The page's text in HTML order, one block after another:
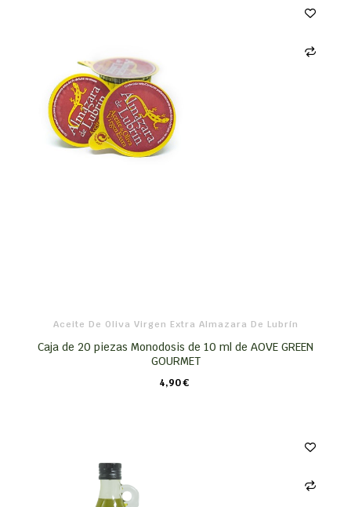
Aceite De Oliva Virgen Extra Almazara De Lubrín
Caja de 20 piezas Monodosis de 10 ml de AOVE GREEN
GOURMET
4,90 €
CARRO